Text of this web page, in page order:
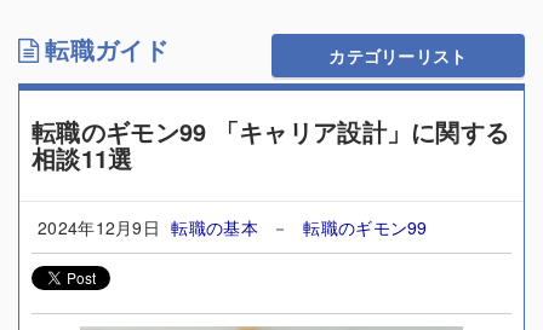
転職ガイド カテゴリーリスト
転職のギモン99 「キャリア設計」に関する
相談11選
2024年12月9日 転職の基本 －転職のギモン99